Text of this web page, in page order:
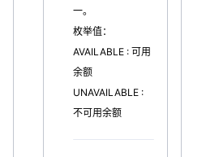
一。
枚举值：
AVAILABLE : 可用
余额
UNAVAILABLE :
不可用余额